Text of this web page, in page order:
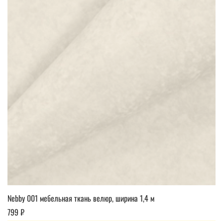
Nebby 001 мебельная ткань велюр, ширина 1,4 м
799 ₽